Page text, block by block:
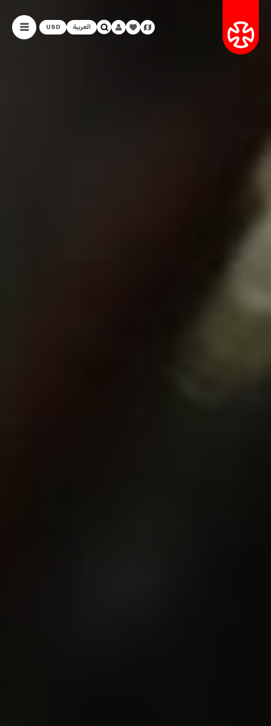
العربية USD